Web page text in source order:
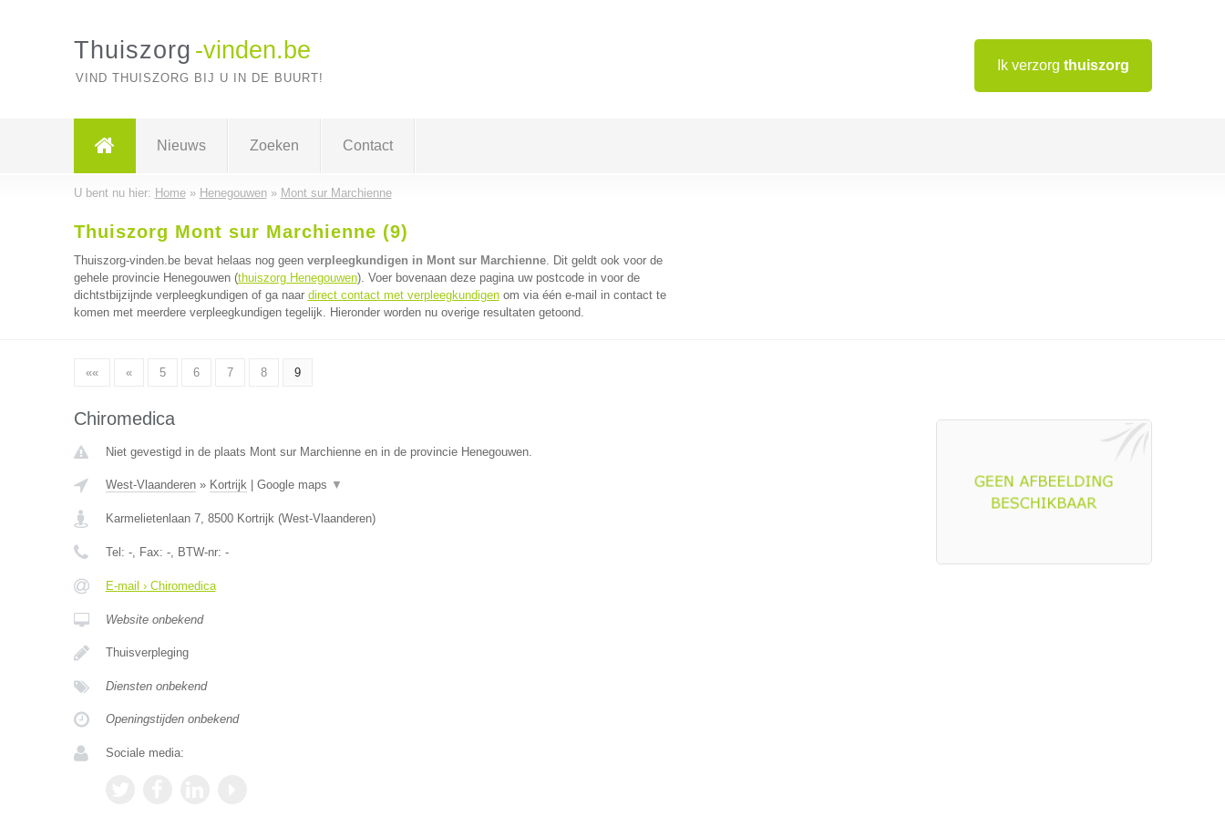
Ik verzorg thuiszorg
Thuiszorg -vinden.be
VIND THUISZORG BIJ U IN DE BUURT!
Nieuws Zoeken Contact
U bent nu hier: Home» Henegouwen» Mont sur Marchienne
Thuiszorg Mont sur Marchienne (9)
Thuiszorg-vinden.be bevat helaas nog geen verpleegkundigen in Mont sur Marchienne. Dit geldt ook voor de
gehele provincie Henegouwen (thuiszorg Henegouwen). Voer bovenaan deze pagina uw postcode in voor de
dichtstbijzijnde verpleegkundigen of ga naar direct contact met verpleegkundigenom via één e-mail in contact te
komen met meerdere verpleegkundigen tegelijk. Hieronder worden nu overige resultaten getoond.
«« « 5 6 7 8 9
Chiromedica
Niet gevestigd in de plaats Mont sur Marchienne en in de provincie Henegouwen.
West-Vlaanderen» Kortrijk| Google maps ▼
Karmelietenlaan 7, 8500 Kortrijk(West-Vlaanderen)
Tel: -, Fax: -, BTW-nr: -
E-mail › Chiromedica
Website onbekend
Thuisverpleging
Diensten onbekend
Openingstijden onbekend
Sociale media: